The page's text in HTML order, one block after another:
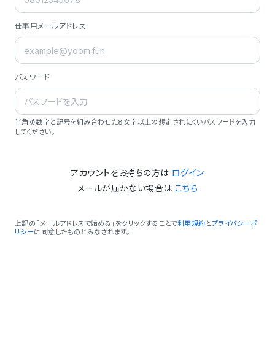
仕事用メールアドレス
パスワード
半角英数字と記号を組み合わせた8文字以上の想定されにくいパスワードを入力
してください。
アカウントをお持ちの方は ログイン
メールが届かない場合は こちら
上記の「メールアドレスで始める」をクリックすることで利用規約 とプライバシーポ
リシーに同意したものとみなされます。